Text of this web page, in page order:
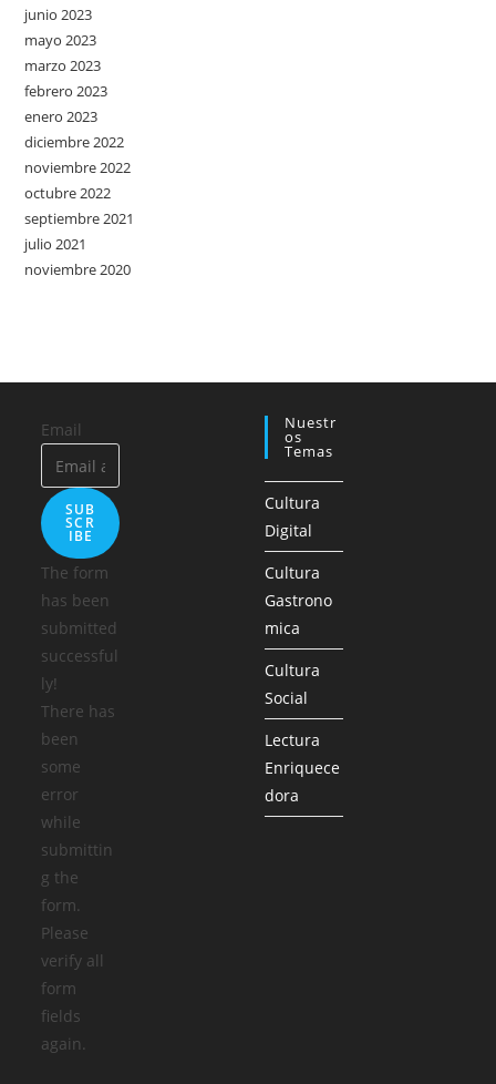
junio 2023
mayo 2023
marzo 2023
febrero 2023
enero 2023
diciembre 2022
noviembre 2022
octubre 2022
septiembre 2021
julio 2021
noviembre 2020
Email
SUB
SCR
IBE
The form
has been
submitted
successful
ly!
There has
been
some
error
while
submittin
g the
form.
Please
verify all
form
fields
again.
Nuestr
Os
Temas
Cultura
Digital
Cultura
Gastrono
mica
Cultura
Social
Lectura
Enriquece
dora